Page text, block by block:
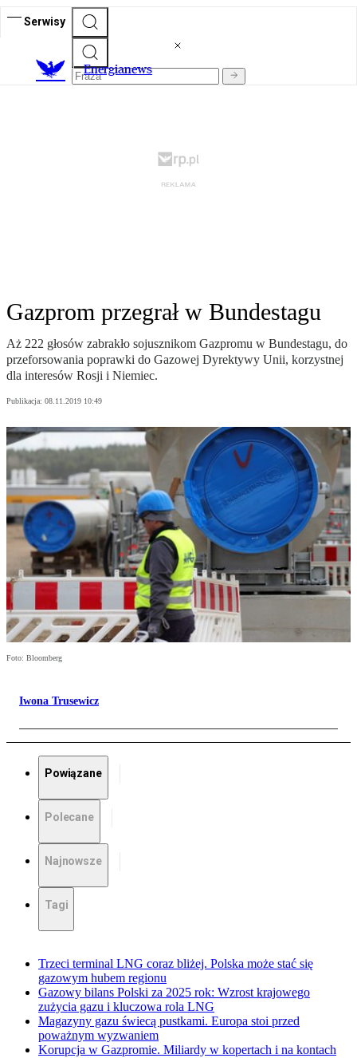
Serwisy
Energianews
Gazprom przegrał w Bundestagu
Aż 222 głosów zabrakło sojusznikom Gazpromu w Bundestagu, do
przeforsowania poprawki do Gazowej Dyrektywy Unii, korzystnej
dla interesów Rosji i Niemiec.
Publikacja: 08.11.2019 10:49
Foto: Bloomberg
Iwona Trusewicz
Powiązane
Polecane
Najnowsze
Tagi
Trzeci terminal LNG coraz bliżej. Polska może stać się
gazowym hubem regionu
Gazowy bilans Polski za 2025 rok: Wzrost krajowego
zużycia gazu i kluczowa rola LNG
Magazyny gazu świecą pustkami. Europa stoi przed
poważnym wyzwaniem
Korupcja w Gazpromie. Miliardy w kopertach i na kontach